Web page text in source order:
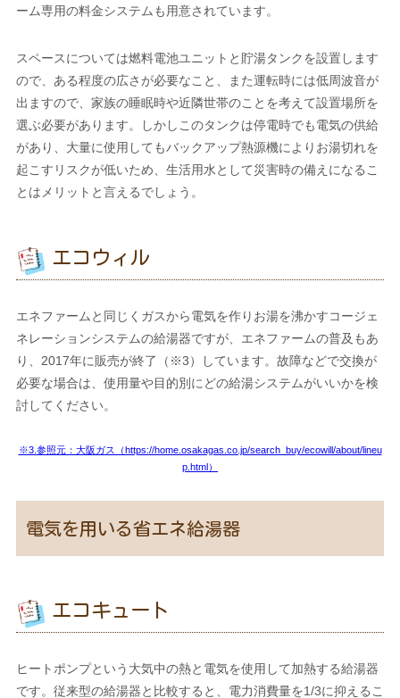
ーム専用の料金システムも用意されています。
スペースについては燃料電池ユニットと貯湯タンクを設置します
ので、ある程度の広さが必要なこと、また運転時には低周波音が
出ますので、家族の睡眠時や近隣世帯のことを考えて設置場所を
選ぶ必要があります。しかしこのタンクは停電時でも電気の供給
があり、大量に使用してもバックアップ熱源機によりお湯切れを
起こすリスクが低いため、生活用水として災害時の備えになるこ
とはメリットと言えるでしょう。
エコウィル
エネファームと同じくガスから電気を作りお湯を沸かすコージェ
ネレーションシステムの給湯器ですが、エネファームの普及もあ
り、2017年に販売が終了（※3）しています。故障などで交換が
必要な場合は、使用量や目的別にどの給湯システムがいいかを検
討してください。
※3.参照元：大阪ガス（https://home.osakagas.co.jp/search_buy/ecowill/about/lineu
p.html）
電気を用いる省エネ給湯器
エコキュート
ヒートポンプという大気中の熱と電気を使用して加熱する給湯器
です。従来型の給湯器と比較すると、電力消費量を1/3に抑えるこ